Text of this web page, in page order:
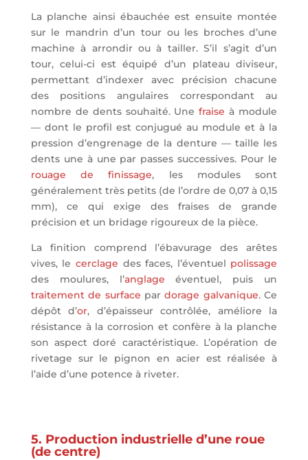
La planche ainsi ébauchée est ensuite montée
sur le mandrin d’un tour ou les broches d’une
machine à arrondir ou à tailler. S’il s’agit d’un
tour, celui-ci est équipé d’un plateau diviseur,
permettant d’indexer avec précision chacune
des positions angulaires correspondant au
nombre de dents souhaité. Unefraise à module
— dont le profil est conjugué au module et à la
pression d’engrenage de la denture — taille les
dents une à une par passes successives. Pour le
rouage de finissage, les modules sont
généralement très petits (de l’ordre de 0,07 à 0,15
mm), ce qui exige des fraises de grande
précision et un bridage rigoureux de la pièce.
La finition comprend l’ébavurage des arêtes
vives, le cerclage des faces, l’éventuel polissage
des moulures, l’anglage éventuel, puis un
traitement de surface pardorage galvanique. Ce
dépôt d’or, d’épaisseur contrôlée, améliore la
résistance à la corrosion et confère à la planche
son aspect doré caractéristique. L’opération de
rivetage sur le pignon en acier est réalisée à
l’aide d’une potence à riveter.
5. Production industrielle d’une roue
(de centre)